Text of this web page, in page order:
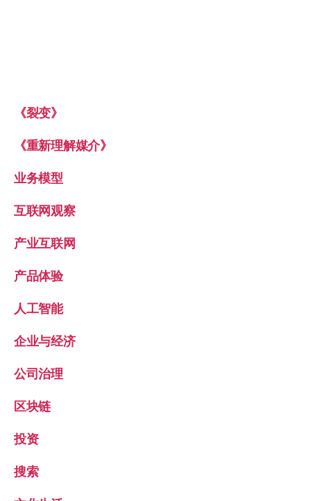
《裂变》
《重新理解媒介》
业务模型
互联网观察
产业互联网
产品体验
人工智能
企业与经济
公司治理
区块链
投资
搜索